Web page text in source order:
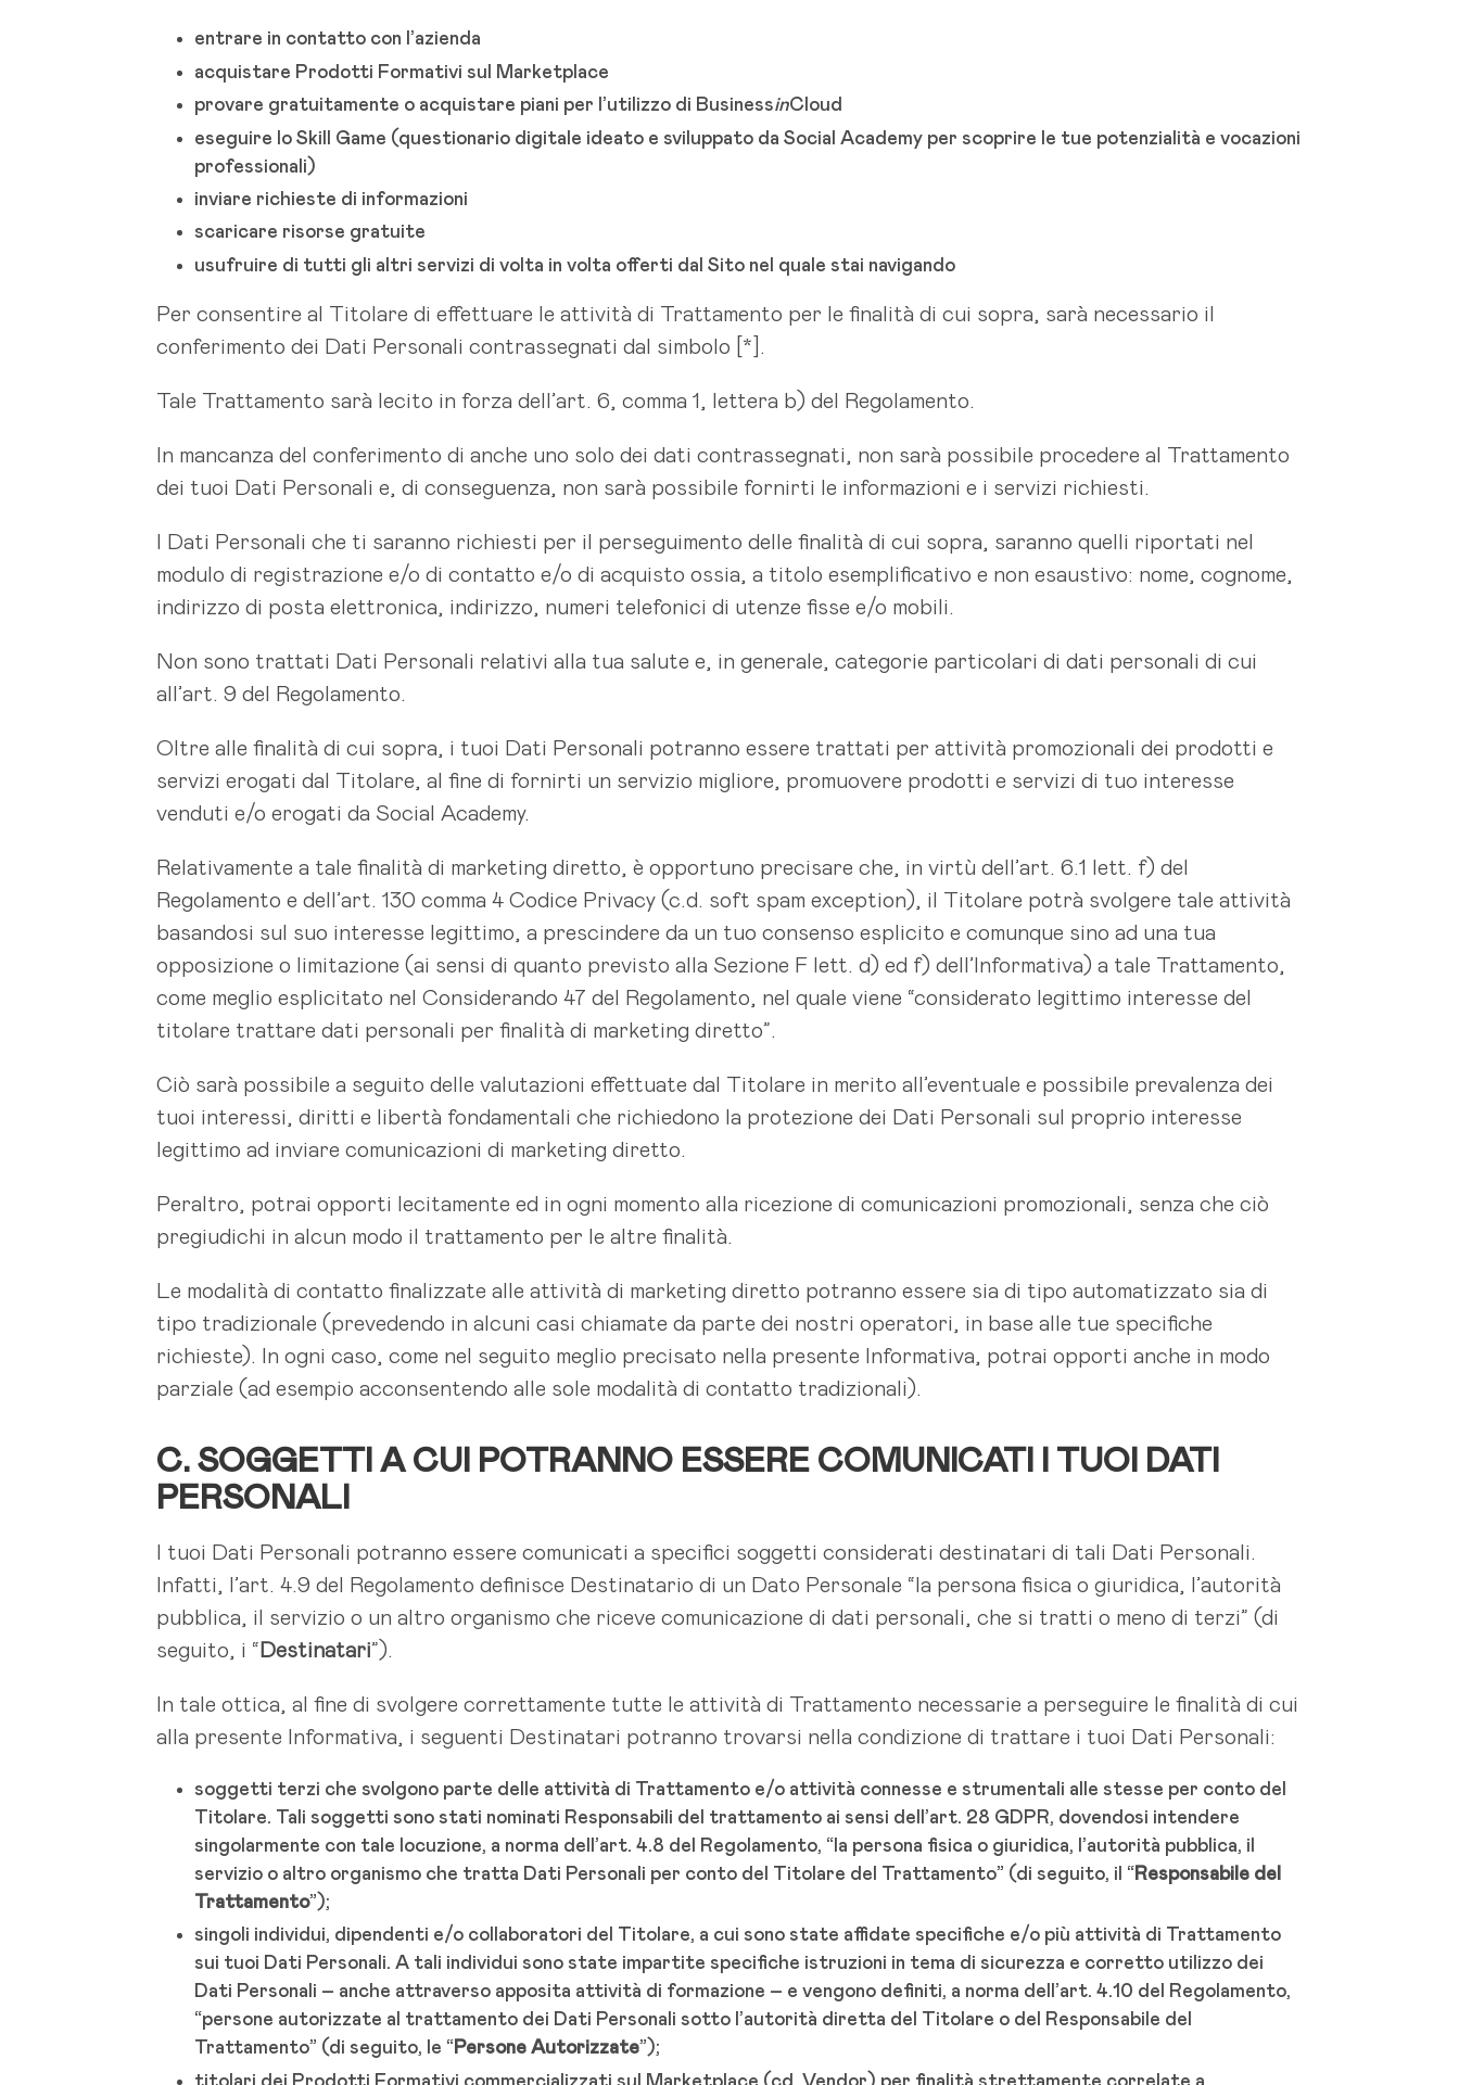
entrare in contatto con l’azienda
acquistare Prodotti Formativi sul Marketplace
provare gratuitamente o acquistare piani per l’utilizzo di BusinessinCloud
eseguire lo Skill Game (questionario digitale ideato e sviluppato da Social Academy per scoprire le tue potenzialità e vocazioni
professionali)
inviare richieste di informazioni
scaricare risorse gratuite
usufruire di tutti gli altri servizi di volta in volta offerti dal Sito nel quale stai navigando
Per consentire al Titolare di effettuare le attività di Trattamento per le finalità di cui sopra, sarà necessario il
conferimento dei Dati Personali contrassegnati dal simbolo [*].
Tale Trattamento sarà lecito in forza dell’art. 6, comma 1, lettera b) del Regolamento.
In mancanza del conferimento di anche uno solo dei dati contrassegnati, non sarà possibile procedere al Trattamento
dei tuoi Dati Personali e, di conseguenza, non sarà possibile fornirti le informazioni e i servizi richiesti.
I Dati Personali che ti saranno richiesti per il perseguimento delle finalità di cui sopra, saranno quelli riportati nel
modulo di registrazione e/o di contatto e/o di acquisto ossia, a titolo esemplificativo e non esaustivo: nome, cognome,
indirizzo di posta elettronica, indirizzo, numeri telefonici di utenze fisse e/o mobili.
Non sono trattati Dati Personali relativi alla tua salute e, in generale, categorie particolari di dati personali di cui
all’art. 9 del Regolamento.
Oltre alle finalità di cui sopra, i tuoi Dati Personali potranno essere trattati per attività promozionali dei prodotti e
servizi erogati dal Titolare, al fine di fornirti un servizio migliore, promuovere prodotti e servizi di tuo interesse
venduti e/o erogati da Social Academy.
Relativamente a tale finalità di marketing diretto, è opportuno precisare che, in virtù dell’art. 6.1 lett. f) del
Regolamento e dell’art. 130 comma 4 Codice Privacy (c.d. soft spam exception), il Titolare potrà svolgere tale attività
basandosi sul suo interesse legittimo, a prescindere da un tuo consenso esplicito e comunque sino ad una tua
opposizione o limitazione (ai sensi di quanto previsto alla Sezione F lett. d) ed f) dell’Informativa) a tale Trattamento,
come meglio esplicitato nel Considerando 47 del Regolamento, nel quale viene “considerato legittimo interesse del
titolare trattare dati personali per finalità di marketing diretto”.
Ciò sarà possibile a seguito delle valutazioni effettuate dal Titolare in merito all’eventuale e possibile prevalenza dei
tuoi interessi, diritti e libertà fondamentali che richiedono la protezione dei Dati Personali sul proprio interesse
legittimo ad inviare comunicazioni di marketing diretto.
Peraltro, potrai opporti lecitamente ed in ogni momento alla ricezione di comunicazioni promozionali, senza che ciò
pregiudichi in alcun modo il trattamento per le altre finalità.
Le modalità di contatto finalizzate alle attività di marketing diretto potranno essere sia di tipo automatizzato sia di
tipo tradizionale (prevedendo in alcuni casi chiamate da parte dei nostri operatori, in base alle tue specifiche
richieste). In ogni caso, come nel seguito meglio precisato nella presente Informativa, potrai opporti anche in modo
parziale (ad esempio acconsentendo alle sole modalità di contatto tradizionali).
C. SOGGETTI A CUI POTRANNO ESSERE COMUNICATI I TUOI DATI
PERSONALI
I tuoi Dati Personali potranno essere comunicati a specifici soggetti considerati destinatari di tali Dati Personali.
Infatti, l’art. 4.9 del Regolamento definisce Destinatario di un Dato Personale “la persona fisica o giuridica, l’autorità
pubblica, il servizio o un altro organismo che riceve comunicazione di dati personali, che si tratti o meno di terzi” (di
seguito, i “ Destinatari”).
In tale ottica, al fine di svolgere correttamente tutte le attività di Trattamento necessarie a perseguire le finalità di cui
alla presente Informativa, i seguenti Destinatari potranno trovarsi nella condizione di trattare i tuoi Dati Personali:
soggetti terzi che svolgono parte delle attività di Trattamento e/o attività connesse e strumentali alle stesse per conto del
Titolare. Tali soggetti sono stati nominati Responsabili del trattamento ai sensi dell’art. 28 GDPR, dovendosi intendere
singolarmente con tale locuzione, a norma dell’art. 4.8 del Regolamento, “la persona fisica o giuridica, l’autorità pubblica, il
servizio o altro organismo che tratta Dati Personali per conto del Titolare del Trattamento” (di seguito, il “ Responsabile del
Trattamento”);
singoli individui, dipendenti e/o collaboratori del Titolare, a cui sono state affidate specifiche e/o più attività di Trattamento
sui tuoi Dati Personali. A tali individui sono state impartite specifiche istruzioni in tema di sicurezza e corretto utilizzo dei
Dati Personali – anche attraverso apposita attività di formazione – e vengono definiti, a norma dell’art. 4.10 del Regolamento,
“persone autorizzate al trattamento dei Dati Personali sotto l’autorità diretta del Titolare o del Responsabile del
Trattamento” (di seguito, le “ Persone Autorizzate”);